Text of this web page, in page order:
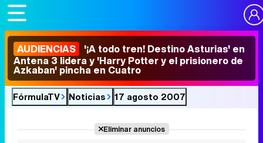
AUDIENCIAS '¡A todo tren! Destino Asturias' en
Antena 3 lidera y 'Harry Potter y el prisionero de
Azkaban' pincha en Cuatro
FórmulaTV Noticias 17 agosto 2007
Eliminar anuncios